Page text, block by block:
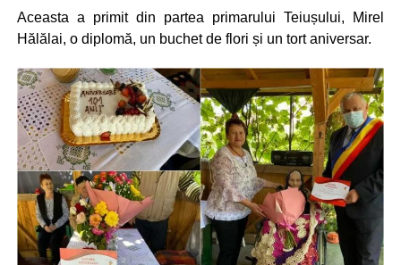
Aceasta a primit din partea primarului Teiușului, Mirel
Hălălai, o diplomă, un buchet de flori și un tort aniversar.